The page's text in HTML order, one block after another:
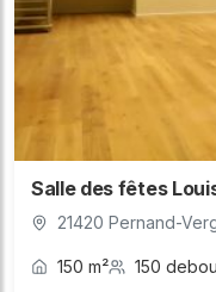
Salle des fêtes
21420 Pernand-
150 m² 150